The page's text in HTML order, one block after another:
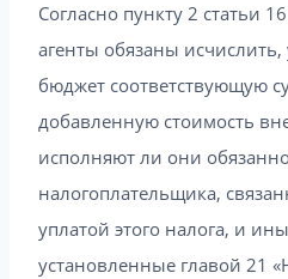
Согласно пункту 2 статьи
агенты обязаны
бюджет соответствующую
добавленную стоимость
исполняют ли они
налогоплательщика,
уплатой этого налога, и
установленные главой 21